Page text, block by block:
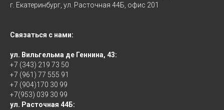
г. Екатеринбург, ул. Расточная 44Б, офис 201
Связаться с нами:
ул. Вильгельма де Геннина, 43:
+7 (343) 219 73 50
+7 (961) 77 555 91
+7 (904)170 30 99
+7(953) 039 30 99
ул. Расточная 44Б: